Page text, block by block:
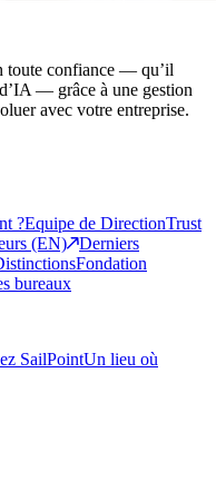
toute confiance — qu’il
— grâce à une gestion
avec votre entreprise.
?Equipe de DirectionTrust
(EN)
Derniers
Fondation
bureaux
SailPointUn lieu où